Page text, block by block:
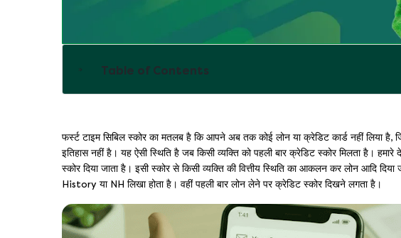
Table of Contents
फर्स्ट टाइम सिबिल स्कोर का मतलब है कि आपने अब तक कोई लोन या क्रेडिट कार्ड नहीं लिया
इतिहास नहीं है। यह ऐसी स्थिति है जब किसी व्यक्ति को पहली बार क्रेडिट स्कोर मिलता है।
स्कोर दिया जाता है। इसी स्कोर से किसी व्यक्ति की वित्तीय स्थिति का आकलन कर लोन आदि दिया
History या NH लिखा होता है। वहीं पहली बार लोन लेने पर क्रेडिट स्कोर दिखने लगता है।